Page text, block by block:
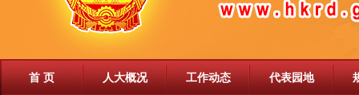
首 页 人大概况 工作动态 代表园地